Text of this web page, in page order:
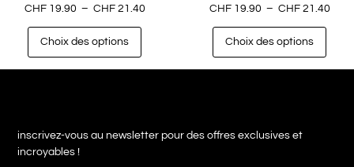
CHF19.90 – CHF21.40
Choix des options
CHF19.90 – CHF21.40
Choix des options
inscrivez-vous au newsletter pour des offres exclusives et
incroyables !